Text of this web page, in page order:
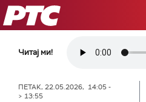
РТС
Читај ми!
ПЕТАК, 22.05.2026, 14:05 -
> 13:55